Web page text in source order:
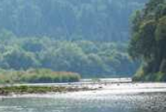
решают за
со стран Европы